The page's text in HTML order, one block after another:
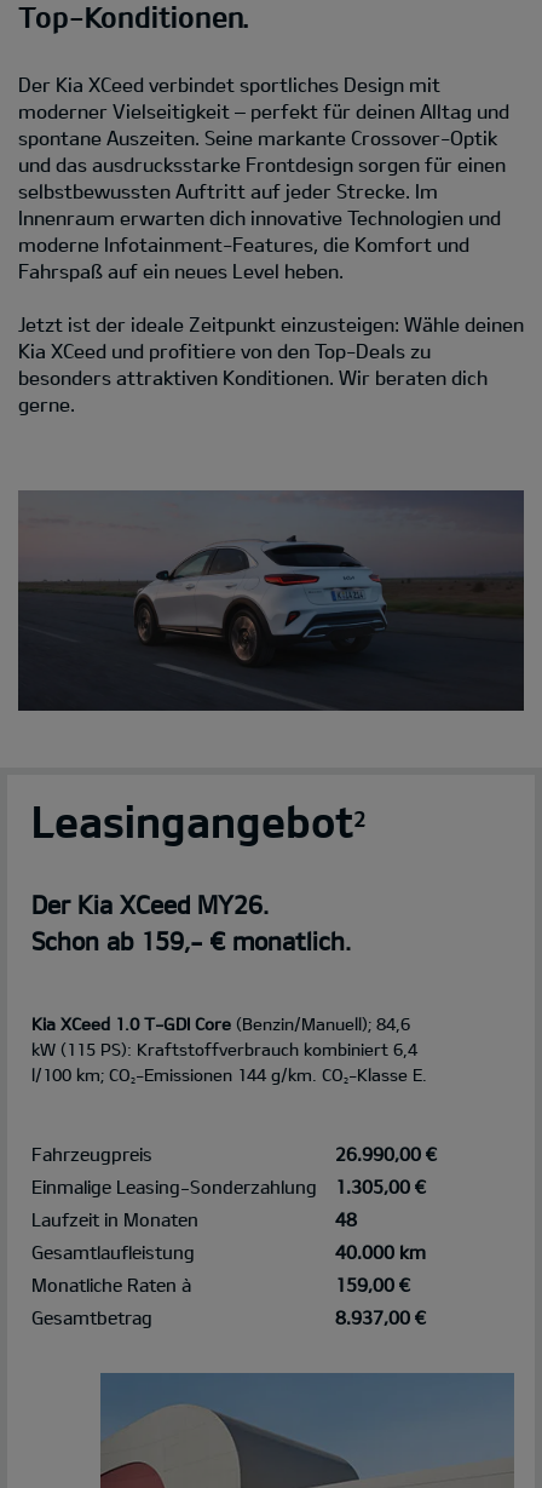
Top-Konditionen.
Der Kia XCeed verbindet sportliches Design mit
moderner Vielseitigkeit – perfekt für deinen Alltag und
spontane Auszeiten. Seine markante Crossover-Optik
und das ausdrucksstarke Frontdesign sorgen für einen
selbstbewussten Auftritt auf jeder Strecke. Im
Innenraum erwarten dich innovative Technologien und
moderne Infotainment-Features, die Komfort und
Fahrspaß auf ein neues Level heben.
Jetzt ist der ideale Zeitpunkt einzusteigen: Wähle deinen
Kia XCeed und profitiere von den Top-Deals zu
besonders attraktiven Konditionen. Wir beraten dich
gerne.
Leasingangebot2
Der Kia XCeed MY26.
Schon ab 159,- € monatlich.
Kia XCeed 1.0 T-GDI Core (Benzin/Manuell); 84,6
kW (115 PS): Kraftstoffverbrauch kombiniert 6,4
l/100 km; CO2-Emissionen 144 g/km. CO2-Klasse E.
Fahrzeugpreis
26.990,00 €
Einmalige Leasing-Sonderzahlung
1.305,00 €
Laufzeit in Monaten
48
Gesamtlaufleistung
40.000 km
Monatliche Raten à
159,00 €
Gesamtbetrag
8.937,00 €